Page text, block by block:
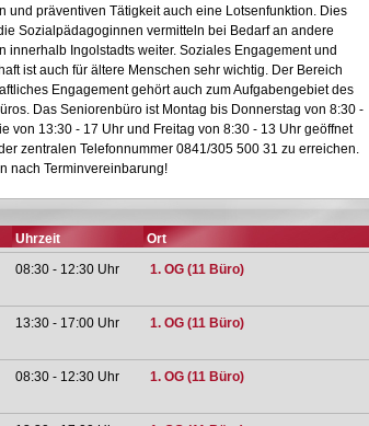
und präventiven Tätigkeit auch eine Lotsenfunktion. Dies
Sozialpädagoginnen vermitteln bei Bedarf an andere
innerhalb Ingolstadts weiter. Soziales Engagement und
ist auch für ältere Menschen sehr wichtig. Der Bereich
Engagement gehört auch zum Aufgabengebiet des
Das Seniorenbüro ist Montag bis Donnerstag von 8:30 -
von 13:30 - 17 Uhr und Freitag von 8:30 - 13 Uhr geöffnet
zentralen Telefonnummer 0841/305 500 31 zu erreichen.
nach Terminvereinbarung!
Uhrzeit
Ort
08:30 - 12:30 Uhr 1. OG (11 Büro)
13:30 - 17:00 Uhr 1. OG (11 Büro)
08:30 - 12:30 Uhr 1. OG (11 Büro)